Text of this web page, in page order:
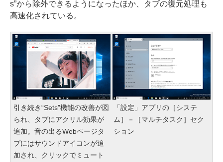
s”から除外できるようになったほか、タブの復元処理も
高速化されている。
引き続き“Sets”機能の改善が図
られ、タブにアクリル効果が
追加。音の出るWebページタ
ブにはサウンドアイコンが追
加され、クリックでミュート
「設定」アプリの［システ
ム］－［マルチタスク］セク
ション